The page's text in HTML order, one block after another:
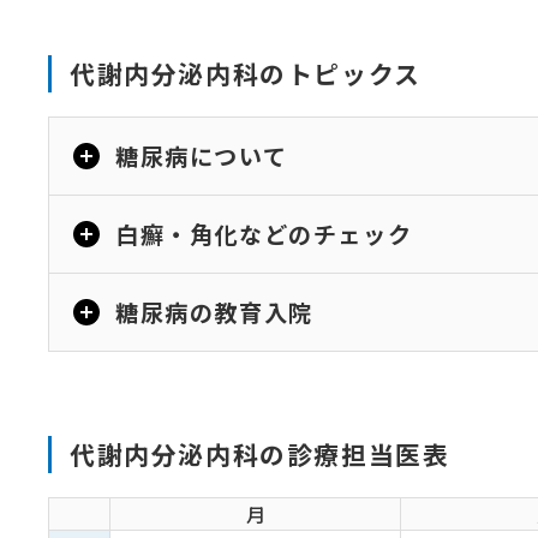
代謝内分泌内科のトピックス
糖尿病について
白癬・角化などのチェック
糖尿病の教育入院
代謝内分泌内科の診療担当医表
月